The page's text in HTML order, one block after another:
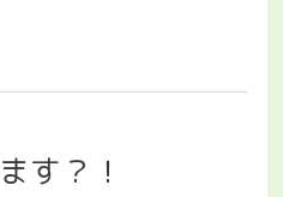
す？！